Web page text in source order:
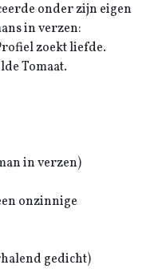
onder zijn eigen
in verzen:
zoekt liefde.
Tomaat.
in verzen)
onzinnige
gedicht)